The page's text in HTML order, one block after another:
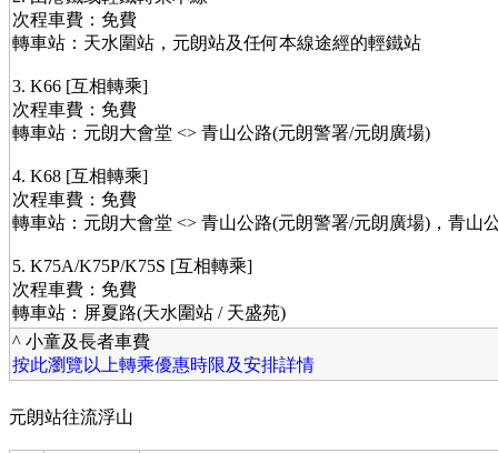
次程車費：免費
轉車站：天水圍站，元朗站及任何本線途經的輕鐵站
3. K66 [互相轉乘]
次程車費：免費
轉車站：元朗大會堂 <> 青山公路(元朗警署/元朗廣場)
4. K68 [互相轉乘]
次程車費：免費
轉車站：元朗大會堂 <> 青山公路(元朗警署/元朗廣場)，青山
5. K75A/K75P/K75S [互相轉乘]
次程車費：免費
轉車站：屏夏路(天水圍站 / 天盛苑)
^ 小童及長者車費
按此瀏覽以上轉乘優惠時限及安排詳情
元朗站往流浮山